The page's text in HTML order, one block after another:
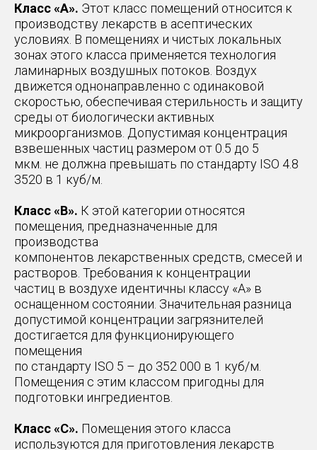
Класс «А». Этот класс помещений относится к
производству лекарств в асептических
условиях. В помещениях и чистых локальных
зонах этого класса применяется технология
ламинарных воздушных потоков. Воздух
движется однонаправленно с одинаковой
скоростью, обеспечивая стерильность и защиту
среды от биологически активных
микроорганизмов. Допустимая концентрация
взвешенных частиц размером от 0.5 до 5
мкм. не должна превышать по стандарту ISO 4.8
3520 в 1 куб/м.
Класс «В». К этой категории относятся
помещения, предназначенные для
производства
компонентов лекарственных средств, смесей и
растворов. Требования к концентрации
частиц в воздухе идентичны классу «А» в
оснащенном состоянии. Значительная разница
допустимой концентрации загрязнителей
достигается для функционирующего
помещения
по стандарту ISO 5 – до 352 000 в 1 куб/м.
Помещения с этим классом пригодны для
подготовки ингредиентов.
Класс «С». Помещения этого класса
используются для приготовления лекарств